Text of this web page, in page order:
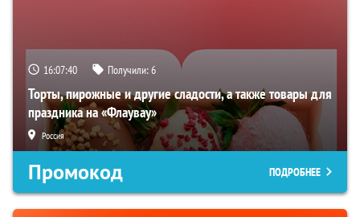
16:07:38 Получили:6
Торты, пирожные и другие сладости, а также товары для
праздника на «Флаувау»
Россия
Промокод ПОДРОБНЕЕ